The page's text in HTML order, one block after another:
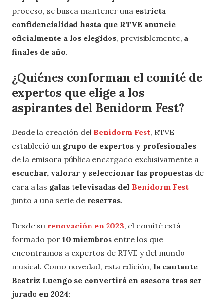
proceso, se busca mantener una estricta
confidencialidad hasta que RTVE anuncie
oficialmente a los elegidos, previsiblemente, a
finales de año.
¿Quiénes conforman el comité de
expertos que elige a los
aspirantes del Benidorm Fest?
Desde la creación del Benidorm Fest, RTVE
estableció un grupo de expertos y profesionales
de la emisora pública encargado exclusivamente a
escuchar, valorar y seleccionar las propuestas de
cara a las galas televisadas del Benidorm Fest
junto a una serie de reservas.
Desde su renovación en 2023, el comité está
formado por 10 miembros entre los que
encontramos a expertos de RTVE y del mundo
musical. Como novedad, esta edición, la cantante
Beatriz Luengo se convertirá en asesora tras ser
jurado en 2024: